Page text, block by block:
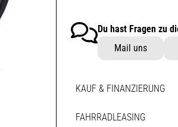
GIANT TCR Advanced SL
Du hast Fragen zu
Mail uns
KAUF & FINANZIERUNG
FAHRRADLEASING